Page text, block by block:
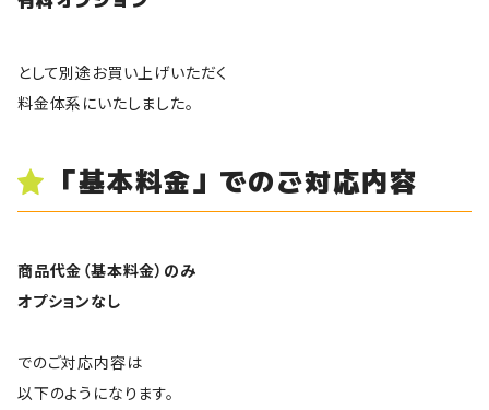
として別途お買い上げいただく
料金体系にいたしました。
「基本料金」でのご対応内容
商品代金（基本料金）のみ
オプションなし
でのご対応内容は
以下のようになります。